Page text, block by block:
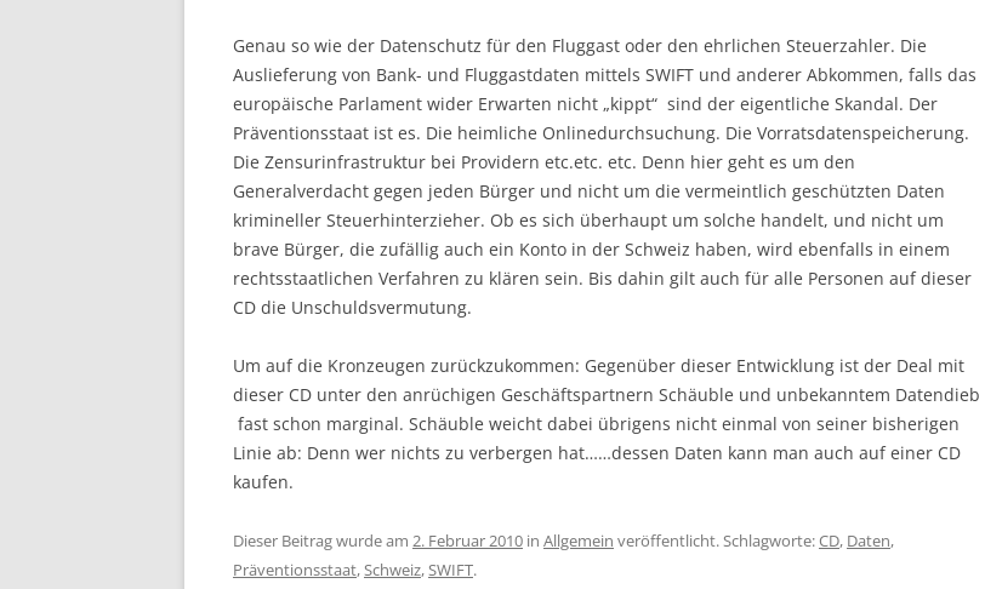
Genau so wie der Datenschutz für den Fluggast oder den ehrlichen Steuerzahler. Die
Auslieferung von Bank- und Fluggastdaten mittels SWIFT und anderer Abkommen, falls das
europäische Parlament wider Erwarten nicht „kippt“ sind der eigentliche Skandal. Der
Präventionsstaat ist es. Die heimliche Onlinedurchsuchung. Die Vorratsdatenspeicherung.
Die Zensurinfrastruktur bei Providern etc.etc. etc. Denn hier geht es um den
Generalverdacht gegen jeden Bürger und nicht um die vermeintlich geschützten Daten
krimineller Steuerhinterzieher. Ob es sich überhaupt um solche handelt, und nicht um
brave Bürger, die zufällig auch ein Konto in der Schweiz haben, wird ebenfalls in einem
rechtsstaatlichen Verfahren zu klären sein. Bis dahin gilt auch für alle Personen auf dieser
CD die Unschuldsvermutung.
Um auf die Kronzeugen zurückzukommen: Gegenüber dieser Entwicklung ist der Deal mit
dieser CD unter den anrüchigen Geschäftspartnern Schäuble und unbekanntem Datendieb
fast schon marginal. Schäuble weicht dabei übrigens nicht einmal von seiner bisherigen
Linie ab: Denn wer nichts zu verbergen hat……dessen Daten kann man auch auf einer CD
kaufen.
Dieser Beitrag wurde am 2. Februar 2010 in Allgemein veröffentlicht. Schlagworte:CD, Daten,
Präventionsstaat,Schweiz,SWIFT.